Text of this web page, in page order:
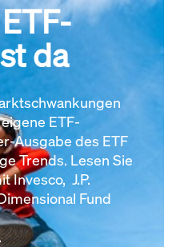
da
ETF-
Ausgabe des ETF
Trends. Lesen Sie
Invesco, J.P.
Fund